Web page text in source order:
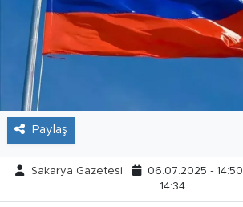
Paylaş
Sakarya Gazetesi 06.07.2025 - 14:50
14:34
Söyleşi
Teknoloji